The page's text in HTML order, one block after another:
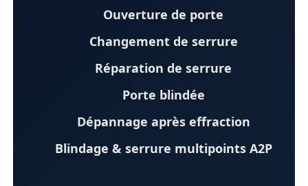
Ouverture de porte
Changement de serrure
Réparation de serrure
Porte blindée
Dépannage après effraction
Blindage & serrure multipoints A2P